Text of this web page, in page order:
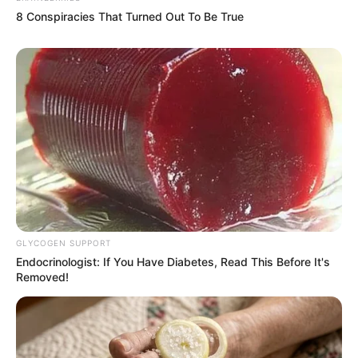
Kompass zu den Nachbarregionen von Todtnau
und Bernau im Schwarzwald:
N
W O
S
Ausflugsziele bzw. Sehenswürdigkeiten im Gebiet bzw. in
der Umgebung von Todtnau und Bernau im Schwarzwald
können in diesem Onlinereiseführer auch eingetragen
8 Conspiracies That Turned Out To Be True
GLYCOGEN SUPPORT
Endocrinologist: If You Have Diabetes, Read This Before It's
Removed!